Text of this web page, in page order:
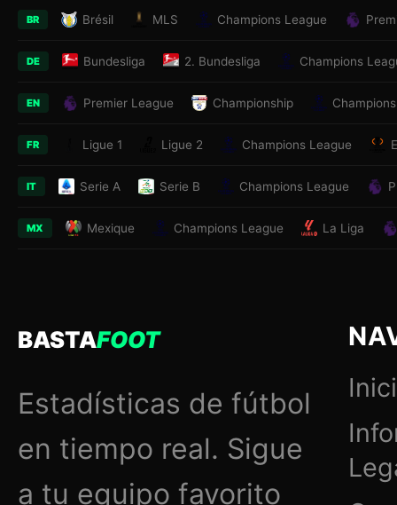
BR Brésil MLS Champions League
DE Bundesliga 2. Bundesliga Champions
EN Premier League Championship
FR Ligue 1 Ligue 2 Champions League
IT Serie A Serie B Champions League
MX Mexique Champions League La Liga
BASTAFOOT
Estadísticas de fútbol
en tiempo real. Sigue
a tu equipo favorito